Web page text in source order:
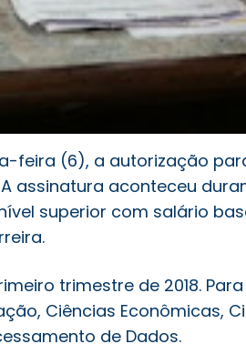
feira (6), a autorização
assinatura aconteceu
superior com salário
trimestre de 2018.
Ciências Econômicas,
de Dados.